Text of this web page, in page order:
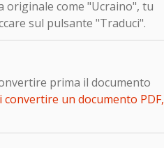
come "Ucraino", tu
sul pulsante "Traduci".
prima il documento
convertire un documento PDF,